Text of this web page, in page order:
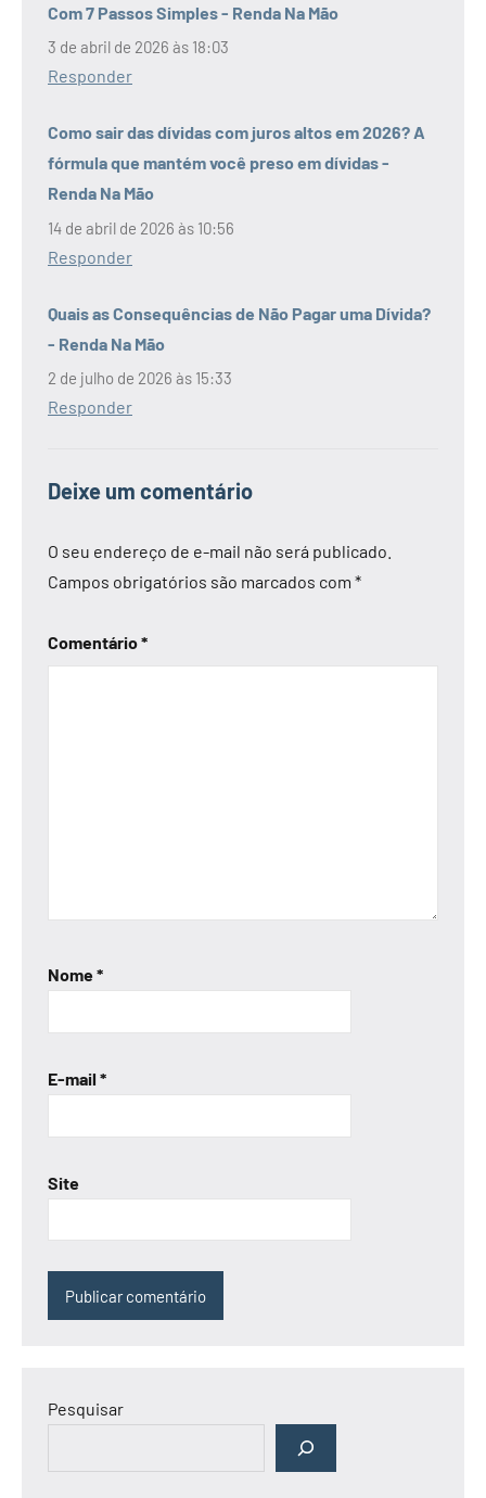
Com 7 Passos Simples - Renda Na Mão
3 de abril de 2026 às 18:03
Responder
Como sair das dívidas com juros altos em 2026? A
fórmula que mantém você preso em dívidas -
Renda Na Mão
14 de abril de 2026 às 10:56
Responder
Quais as Consequências de Não Pagar uma Dívida?
- Renda Na Mão
2 de julho de 2026 às 15:33
Responder
Deixe um comentário
O seu endereço de e-mail não será publicado.
Campos obrigatórios são marcados com *
Comentário*
Nome*
E-mail *
Site
Pesquisar